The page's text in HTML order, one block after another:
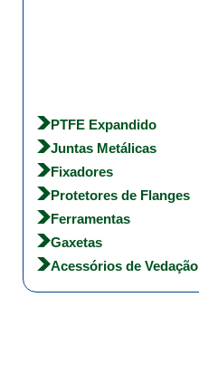
PTFE Expandido
Juntas Metálicas
Fixadores
Protetores de Flanges
Ferramentas
Gaxetas
Acessórios de Vedação